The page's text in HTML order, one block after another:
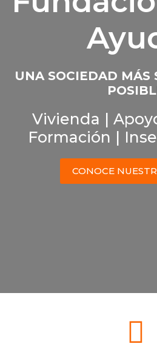
UNA SOCIEDAD MÁS
Vivienda |
Formación |
CONOCE